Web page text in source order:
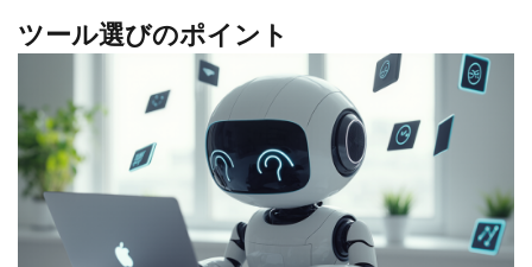
ツール選びのポイント